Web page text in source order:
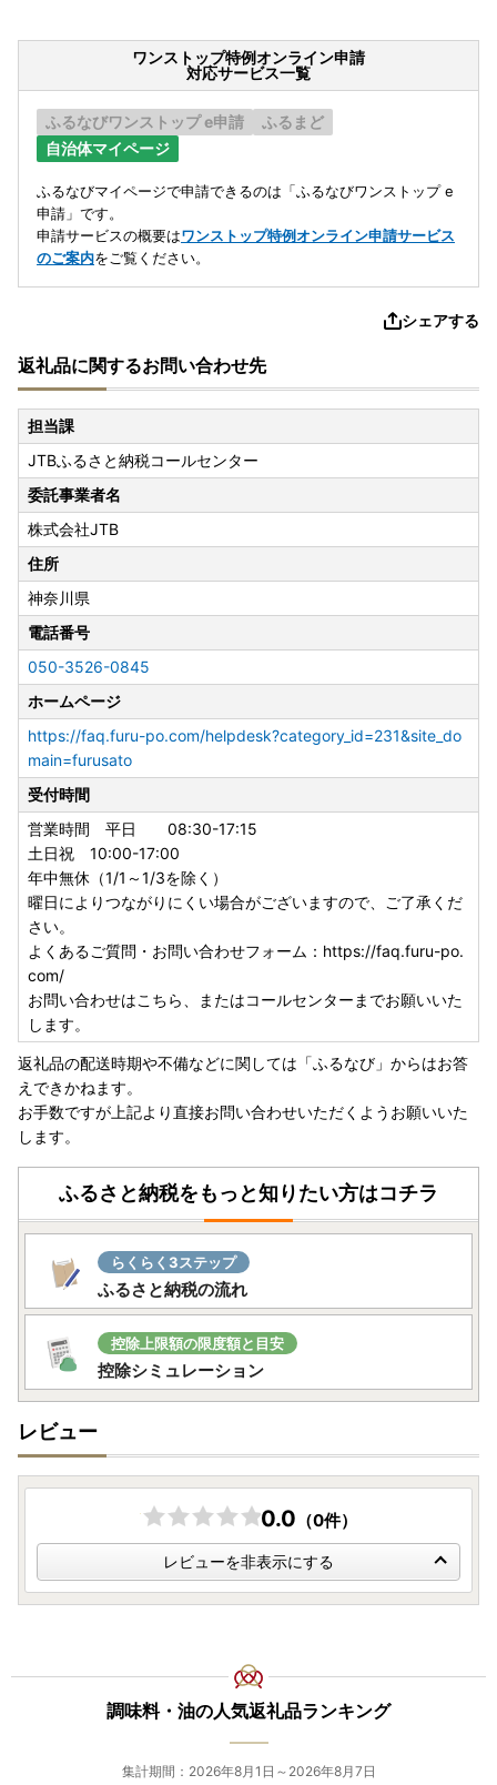
ワンストップ特例オンライン申請
対応サービス一覧
ふるなびワンストップ e申請
ふるまど
自治体マイページ
ふるなびマイページで申請できるのは「ふるなびワンストップ e
申請」です。
申請サービスの概要はワンストップ特例オンライン申請サービス
のご案内をご覧ください。
シェアする
返礼品に関するお問い合わせ先
担当課
JTBふるさと納税コールセンター
委託事業者名
株式会社JTB
住所
神奈川県
電話番号
050-3526-0845
ホームページ
https://faq.furu-po.com/helpdesk?category_id=231&site_do
main=furusato
受付時間
営業時間 平日 08:30-17:15
土日祝 10:00-17:00
年中無休（1/1～1/3を除く）
曜日によりつながりにくい場合がございますので、ご了承くだ
さい。
よくあるご質問・お問い合わせフォーム：https://faq.furu-po.
com/
お問い合わせはこちら、またはコールセンターまでお願いいた
します。
返礼品の配送時期や不備などに関しては「ふるなび」からはお答
えできかねます。
お手数ですが上記より直接お問い合わせいただくようお願いいた
します。
ふるさと納税をもっと知りたい方はコチラ
らくらく3ステップ
ふるさと納税の流れ
控除上限額の限度額と目安
控除シミュレーション
レビュー
0.0 （0件）
レビューを非表示にする
調味料・油の人気返礼品ランキング
集計期間：2026年8月1日～2026年8月7日